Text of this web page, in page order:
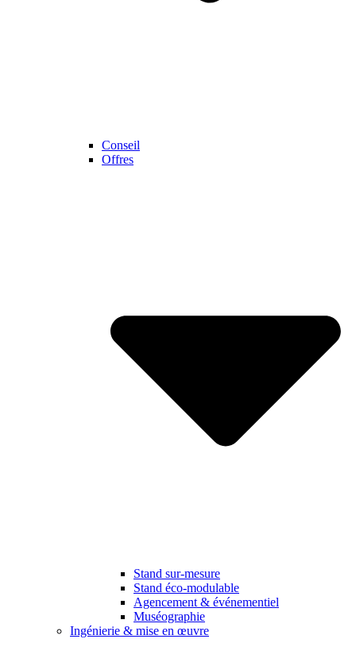
Conseil
Offres
Stand sur-mesure
Stand éco-modulable
Agencement & événementiel
Muséographie
Ingénierie & mise en œuvre